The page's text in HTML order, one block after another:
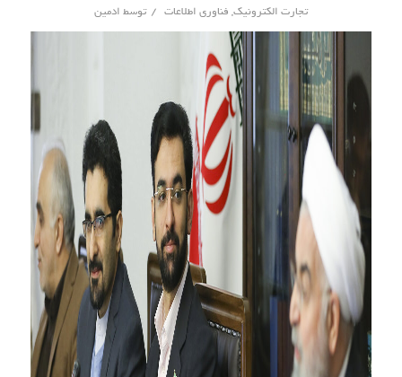
تجارت الکترونیک, فناوری اطلاعات / توسط ادمین